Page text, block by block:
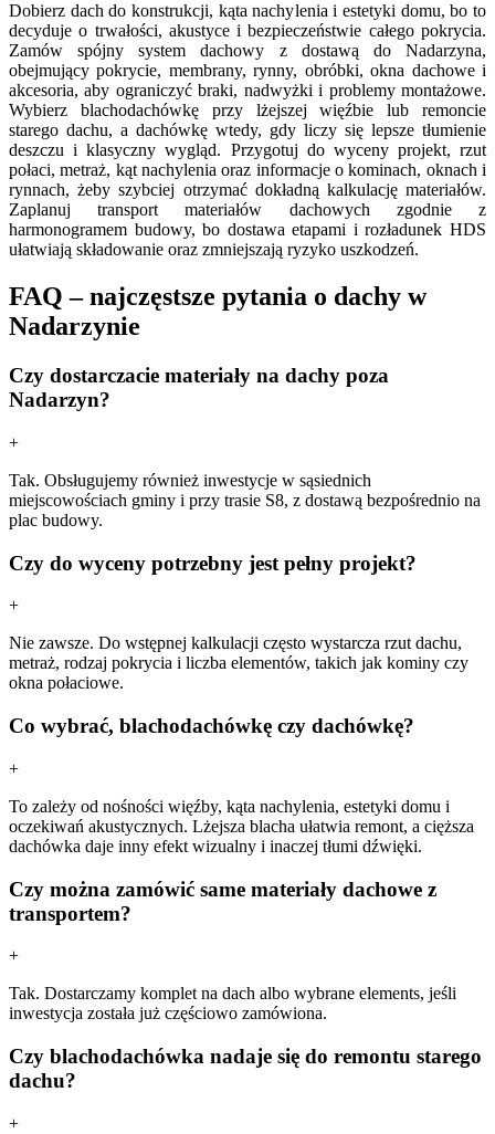
Dobierz dach do konstrukcji, kąta nachylenia i estetyki domu, bo to
decyduje o trwałości, akustyce i bezpieczeństwie całego pokrycia.
Zamów spójny system dachowy z dostawą do Nadarzyna,
obejmujący pokrycie, membrany, rynny, obróbki, okna dachowe i
akcesoria, aby ograniczyć braki, nadwyżki i problemy montażowe.
Wybierz blachodachówkę przy lżejszej więźbie lub remoncie
starego dachu, a dachówkę wtedy, gdy liczy się lepsze tłumienie
deszczu i klasyczny wygląd. Przygotuj do wyceny projekt, rzut
połaci, metraż, kąt nachylenia oraz informacje o kominach, oknach i
rynnach, żeby szybciej otrzymać dokładną kalkulację materiałów.
Zaplanuj transport materiałów dachowych zgodnie z
harmonogramem budowy, bo dostawa etapami i rozładunek HDS
ułatwiają składowanie oraz zmniejszają ryzyko uszkodzeń.
FAQ – najczęstsze pytania o dachy w
Nadarzynie
Czy dostarczacie materiały na dachy poza
Nadarzyn?
+
Tak. Obsługujemy również inwestycje w sąsiednich
miejscowościach gminy i przy trasie S8, z dostawą bezpośrednio na
plac budowy.
Czy do wyceny potrzebny jest pełny projekt?
+
Nie zawsze. Do wstępnej kalkulacji często wystarcza rzut dachu,
metraż, rodzaj pokrycia i liczba elementów, takich jak kominy czy
okna połaciowe.
Co wybrać, blachodachówkę czy dachówkę?
+
To zależy od nośności więźby, kąta nachylenia, estetyki domu i
oczekiwań akustycznych. Lżejsza blacha ułatwia remont, a cięższa
dachówka daje inny efekt wizualny i inaczej tłumi dźwięki.
Czy można zamówić same materiały dachowe z
transportem?
+
Tak. Dostarczamy komplet na dach albo wybrane elements, jeśli
inwestycja została już częściowo zamówiona.
Czy blachodachówka nadaje się do remontu starego
dachu?
+